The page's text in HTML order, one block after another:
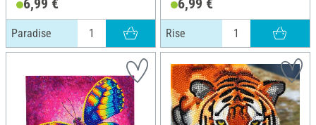
Paradise Rise